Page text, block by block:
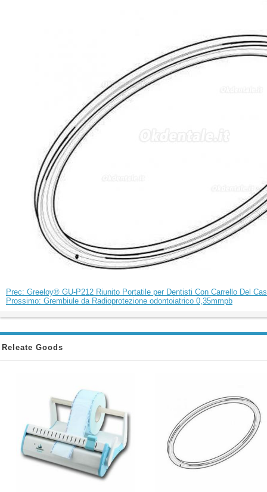
Prec: Greeloy® GU-P212 Riunito Portatile per Dentisti Con Carrello Del
Prossimo: Grembiule da Radioprotezione odontoiatrico 0,35mmpb
Releate Goods